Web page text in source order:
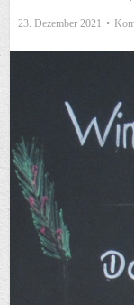
23. Dezember 2021